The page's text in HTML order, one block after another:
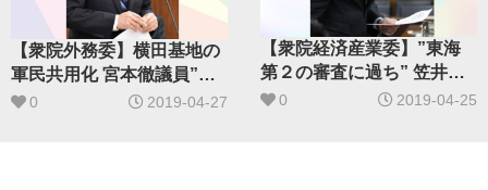
【衆院外務委】横田基地の
軍民共用化 宮本徹議員”地
元自治体の声聞け”
0 2019-04-27
【衆院経済産業委】”東海
第２の審査に過ち” 笠井議
員が「適合」判断批判
0 2019-04-25